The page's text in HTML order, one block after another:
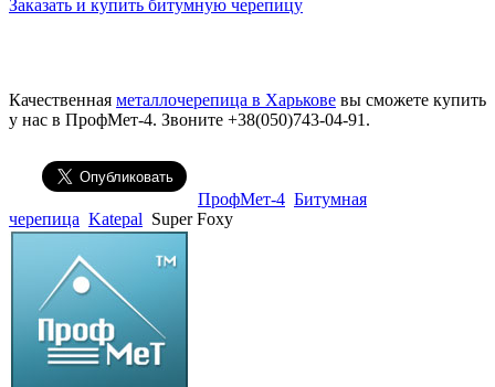
Заказать и купить битумную черепицу
Качественная металлочерепица в Харькове вы сможете купить
у нас в ПрофМет-4. Звоните +38(050)743-04-91.
ПрофМет-4 Битумная
черепица Katepal Super Foxy